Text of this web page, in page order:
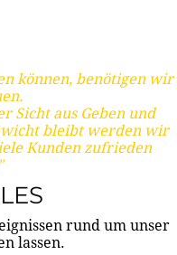
können, benötigen wir
Sicht aus Geben und
bleibt werden wir
Kunden zufrieden
rund um unser
lassen.